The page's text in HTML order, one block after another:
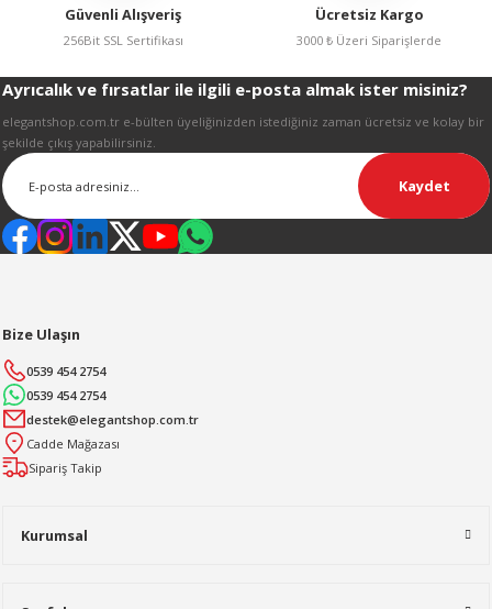
Gönder
Güvenli Alışveriş
256Bit SSL Sertifikası
Ücretsiz Kargo
3000 ₺ Üzeri Siparişlerde
Ayrıcalık ve fırsatlar ile ilgili e-posta almak ister misiniz?
elegantshop.com.tr e-bülten üyeliğinizden istediğiniz zaman ücretsiz ve kolay bir
şekilde çıkış yapabilirsiniz.
Kaydet
Kurumsal
Bize Ulaşın
0539 454 2754
0539 454 2754
destek@elegantshop.com.tr
Cadde Mağazası
Sipariş Takip